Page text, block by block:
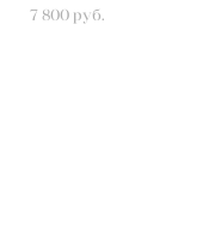
7 800 pуб.